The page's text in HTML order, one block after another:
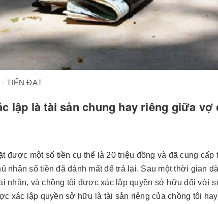
TIẾN ĐẠT
lập là tài sản chung hay riêng giữa vợ
được một số tiền cụ thể là 20 triệu đồng và đã cung cấp
nhân số tiền đã đánh mất để trả lại. Sau một thời gian
nhận, và chồng tôi được xác lập quyền sở hữu đối với
xác lập quyền sở hữu là tài sản riêng của chồng tôi